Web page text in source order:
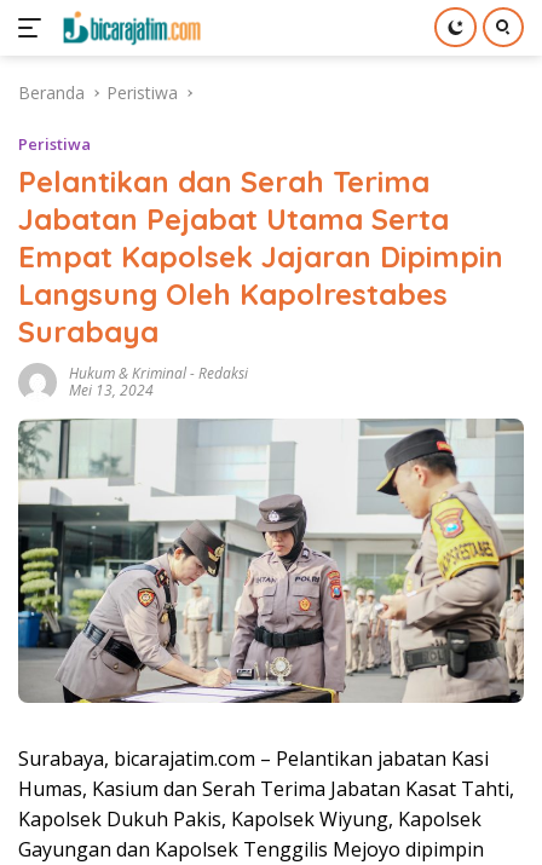
Beranda Peristiwa
Peristiwa
Pelantikan dan Serah Terima
Jabatan Pejabat Utama Serta
Empat Kapolsek Jajaran Dipimpin
Langsung Oleh Kapolrestabes
Surabaya
Hukum & Kriminal-Redaksi
Mei 13, 2024
Surabaya, bicarajatim.com – Pelantikan jabatan Kasi
Humas, Kasium dan Serah Terima Jabatan Kasat Tahti,
Kapolsek Dukuh Pakis, Kapolsek Wiyung, Kapolsek
Gayungan dan Kapolsek Tenggilis Mejoyo dipimpin